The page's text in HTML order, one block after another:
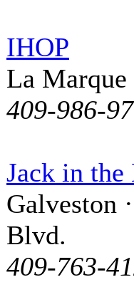
IHOP
La Marque
409-986-
Jack in the
Galveston
Blvd.
409-763-